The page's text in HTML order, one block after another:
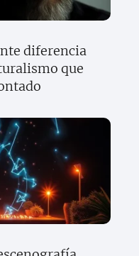
diferencia
que